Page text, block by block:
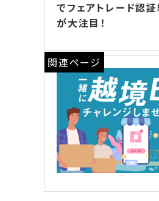
でフェアトレード認
が大注目！
関連ページ